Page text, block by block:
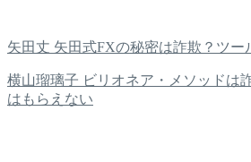
矢田丈 矢田式FXの秘密は詐欺？ツー
横山瑠璃子 ビリオネア・メソッドは
はもらえない